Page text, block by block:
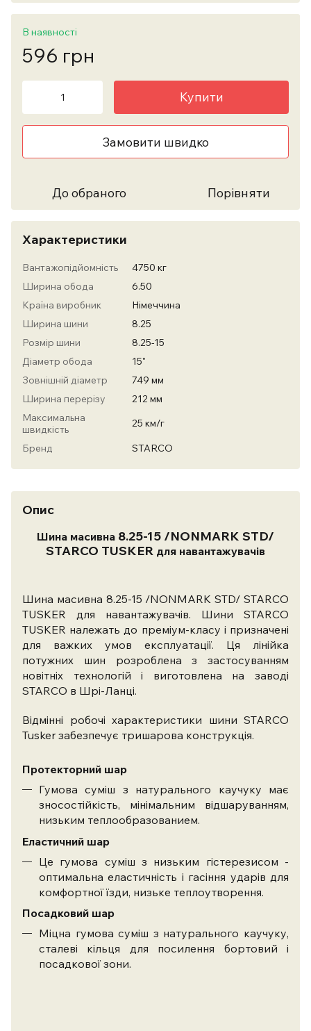
В наявності
596 грн
Купити
Замовити швидко
До обраного Порівняти
Характеристики
Вантажопідйомність
4750 кг
Ширина обода
6.50
Країна виробник
Німеччина
Ширина шини
8.25
Розмір шини
8.25-15
Діаметр обода
15"
Зовнішній діаметр
749 мм
Ширина перерізу
212 мм
Максимальна
швидкість
25 км/г
Бренд
STARCO
Опис
Шина масивна 8.25-15 /NONMARK STD/
STARCO TUSKER для навантажувачів
Шина масивна 8.25-15 /NONMARK STD/ STARCO
TUSKER для навантажувачів. Шини STARCO
TUSKER належать до преміум-класу і призначені
для важких умов експлуатації. Ця лінійка
потужних шин розроблена з застосуванням
новітніх технологій і виготовлена ​​на заводі
STARCO в Шрі-Ланці.
Відмінні робочі характеристики шини STARCO
Tusker забезпечує тришарова конструкція.
Протекторний шар
Гумова суміш з натурального каучуку має
зносостійкість, мінімальним відшаруванням,
низьким теплообразованием.
Еластичний шар
Це гумова суміш з низьким гістерезисом -
оптимальна еластичність і гасіння ударів для
комфортної їзди, низьке теплоутворення.
Посадковий шар
Міцна гумова суміш з натурального каучуку,
сталеві кільця для посилення бортовий і
посадкової зони.